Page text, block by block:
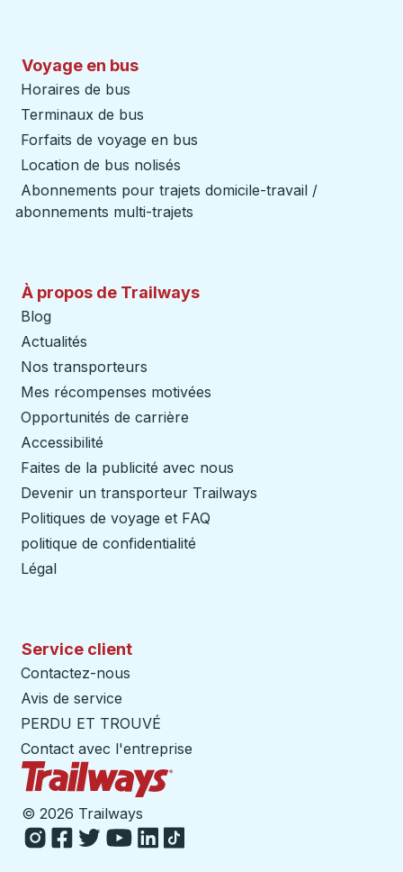
Voyage en bus
Horaires de bus
Terminaux de bus
Forfaits de voyage en bus
Location de bus nolisés
Abonnements pour trajets domicile-travail /
abonnements multi-trajets
À propos de Trailways
Blog
Actualités
Nos transporteurs
Mes récompenses motivées
Opportunités de carrière
Accessibilité
Faites de la publicité avec nous
Devenir un transporteur Trailways
Politiques de voyage et FAQ
politique de confidentialité
Légal
Service client
Contactez-nous
Avis de service
PERDU ET TROUVÉ
Contact avec l'entreprise
© 2026 Trailways